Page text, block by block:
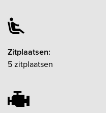
Zitplaatsen:
5 zitplaatsen